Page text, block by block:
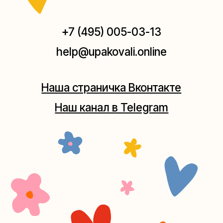
Москва, ул.Плющиха, дом 42
(как пройти)
Москва, ул.Таганская, дом 25-27
Мастерская на Плющихе
Мастерская на Таганке
+7 (980) 495-03-13
+7 (980) 156-03-13